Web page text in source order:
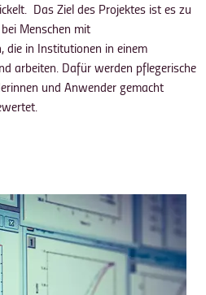
Das Ziel des Projektes ist es zu
Menschen mit
die in Institutionen in einem
arbeiten. Dafür werden pflegerische
und Anwender gemacht